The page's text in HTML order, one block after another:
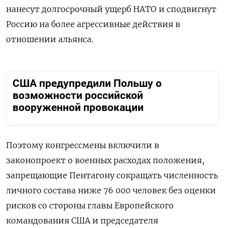
нанесут долгосрочный ущерб НАТО и сподвигнут
Россию на более агрессивные действия в
отношении альянса.
США предупредили Польшу о
возможности российской
вооруженной провокации
Поэтому конгрессмены включили в
законопроект о военных расходах положения,
запрещающие Пентагону сокращать численность
личного состава ниже 76 000 человек без оценки
рисков со стороны главы Европейского
командования США и председателя